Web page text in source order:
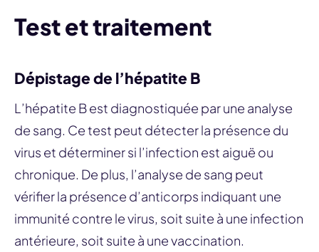
Test et traitement
Dépistage de l’hépatite B
L’hépatite B est diagnostiquée par une analyse
de sang. Ce test peut détecter la présence du
virus et déterminer si l’infection est aiguë ou
chronique. De plus, l’analyse de sang peut
vérifier la présence d’anticorps indiquant une
immunité contre le virus, soit suite à une infection
antérieure, soit suite à une vaccination.